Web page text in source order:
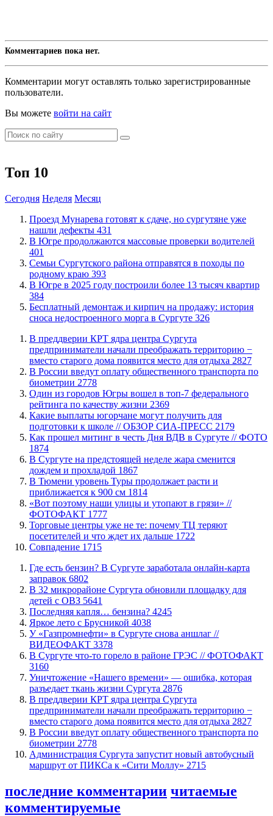
Комментариев пока нет.
Комментарии могут оставлять только зарегистрированные
пользователи.
Вы можете войти на сайт
Топ 10
Сегодня Неделя Месяц
​Проезд Мунарева готовят к сдаче, но сургутяне уже
нашли дефекты 431
​В Югре продолжаются массовые проверки водителей
401
​Семьи Сургутского района отправятся в походы по
родному краю 393
​В Югре в 2025 году построили более 13 тысяч квартир
384
​Бесплатный демонтаж и кирпич на продажу: история
сноса недостроенного морга в Сургуте 326
​В преддверии КРТ ядра центра Сургута
предприниматели начали преображать территорию −
вместо старого дома появится место для отдыха 2827
В России введут оплату общественного транспорта по
биометрии 2778
Один из городов Югры вошел в топ-7 федерального
рейтинга по качеству жизни 2369
Какие выплаты югорчане могут получить для
подготовки к школе // ОБЗОР СИА-ПРЕСС 2179
Как прошел митинг в честь Дня ВДВ в Сургуте // ФОТО
1874
В Сургуте на предстоящей неделе жара сменится
дождем и прохладой 1867
В Тюмени уровень Туры продолжает расти и
приближается к 900 см 1814
«Вот поэтому наши улицы и утопают в грязи» //
ФОТОФАКТ 1777
Торговые центры уже не те: почему ТЦ теряют
посетителей и что ждет их дальше 1722
​Совпадение 1715
​Где есть бензин? В Сургуте заработала онлайн-карта
заправок 6802
В 32 микрорайоне Сургута обновили площадку для
детей с ОВЗ 5641
​Последняя капля… бензина? 4245
Яркое лето с Брусникой 4038
У «Газпромнефти» в Сургуте снова аншлаг //
ВИДЕОФАКТ 3378
​В Сургуте что-то горело в районе ГРЭС // ФОТОФАКТ
3160
​Уничтожение «Нашего времени» — ошибка, которая
разъедает ткань жизни Сургута 2876
​В преддверии КРТ ядра центра Сургута
предприниматели начали преображать территорию −
вместо старого дома появится место для отдыха 2827
В России введут оплату общественного транспорта по
биометрии 2778
​Администрация Сургута запустит новый автобусный
маршрут от ПИКСа к «Сити Моллу» 2715
последние комментарии читаемые
комментируемые